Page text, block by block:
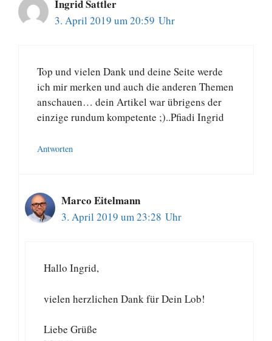
Ingrid Sattler
3. April 2019 um 20:59 Uhr
Top und vielen Dank und deine Seite werde
ich mir merken und auch die anderen Themen
anschauen… dein Artikel war übrigens der
einzige rundum kompetente ;)..Pfiadi Ingrid
Antworten
Marco Eitelmann
3. April 2019 um 23:28 Uhr
Hallo Ingrid,
vielen herzlichen Dank für Dein Lob!
Liebe Grüße